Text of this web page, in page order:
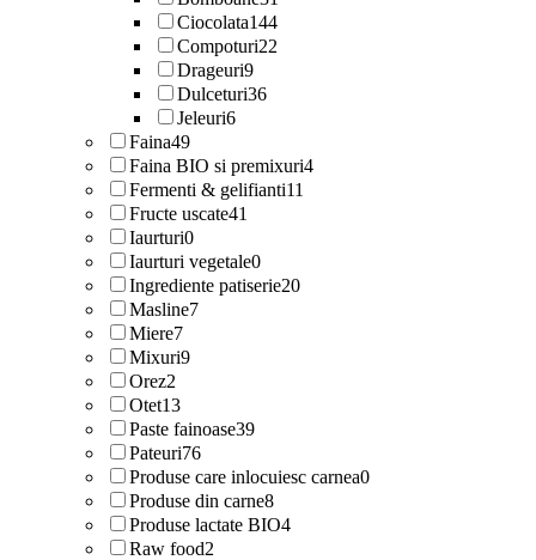
Ciocolata144
Compoturi22
Drageuri9
Dulceturi36
Jeleuri6
Faina49
Faina BIO si premixuri4
Fermenti & gelifianti11
Fructe uscate41
Iaurturi0
Iaurturi vegetale0
Ingrediente patiserie20
Masline7
Miere7
Mixuri9
Orez2
Otet13
Paste fainoase39
Pateuri76
Produse care inlocuiesc carnea0
Produse din carne8
Produse lactate BIO4
Raw food2